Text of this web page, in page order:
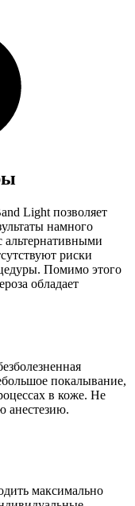
Light позволяет
намного
альтернативными
риски
Помимо этого
обладает
покалывание,
в коже. Не
анестезию.
максимально